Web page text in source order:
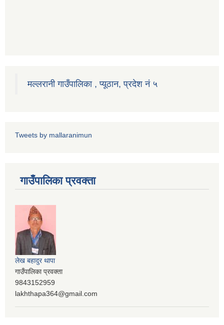
मल्लरानी गाउँपालिका , प्यूठान, प्रदेश नं ५
Tweets by mallaranimun
गाउँपालिका प्रवक्ता
लेख बहादुर थापा
गाउँपालिका प्रवक्ता
9843152959
lakhthapa364@gmail.com